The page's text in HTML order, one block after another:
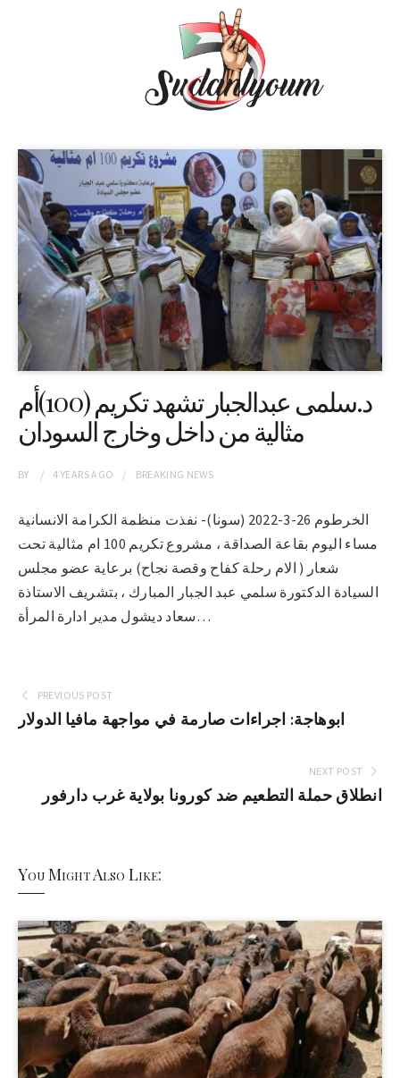
د.سلمى عبدالجبار تشهد تكريم (100)أم
مثالية من داخل وخارج السودان
BY 4 YEARSAGO BREAKING NEWS
الخرطوم 26-3-2022 (سونا)- نفذت منظمة الكرامة الانسانية
مساء اليوم بقاعة الصداقة ، مشروع تكريم 100 ام مثالية تحت
شعار ( الام رحلة كفاح وقصة نجاح) برعاية عضو مجلس
السيادة الدكتورة سلمي عبد الجبار المبارك ، بتشريف الاستاذة
سعاد ديشول مدير ادارة المرأة…
PREVIOUS POST
ابوهاجة: اجراءات صارمة في مواجهة مافيا الدولار
NEXT POST
انطلاق حملة التطعيم ضد كورونا بولاية غرب دارفور
You Might Also Like: